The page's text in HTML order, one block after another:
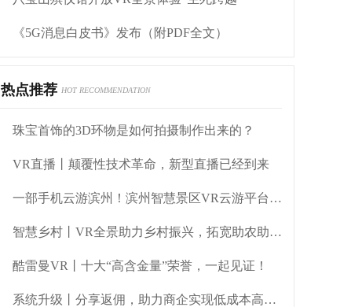
《5G消息白皮书》发布（附PDF全文）
热点推荐 HOT RECOMMENDATION
珠宝首饰的3D环物是如何拍摄制作出来的？
VR直播丨颠覆性技术革命，新型直播已经到来
一部手机云游滨州！滨州智慧景区VR云游平台正式上线啦
智慧乡村丨VR全景助力乡村振兴，拓宽助农助销渠道
酷雷曼VR丨十大“高含金量”荣誉，一起见证！
系统升级丨分享返佣，助力商企实现低成本高转化营销